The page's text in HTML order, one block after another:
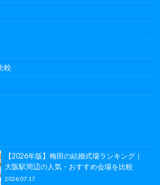
較
【2026年版】梅田の結婚式場ランキング｜
大阪駅周辺の人気・おすすめ会場を比較
2026.07.17